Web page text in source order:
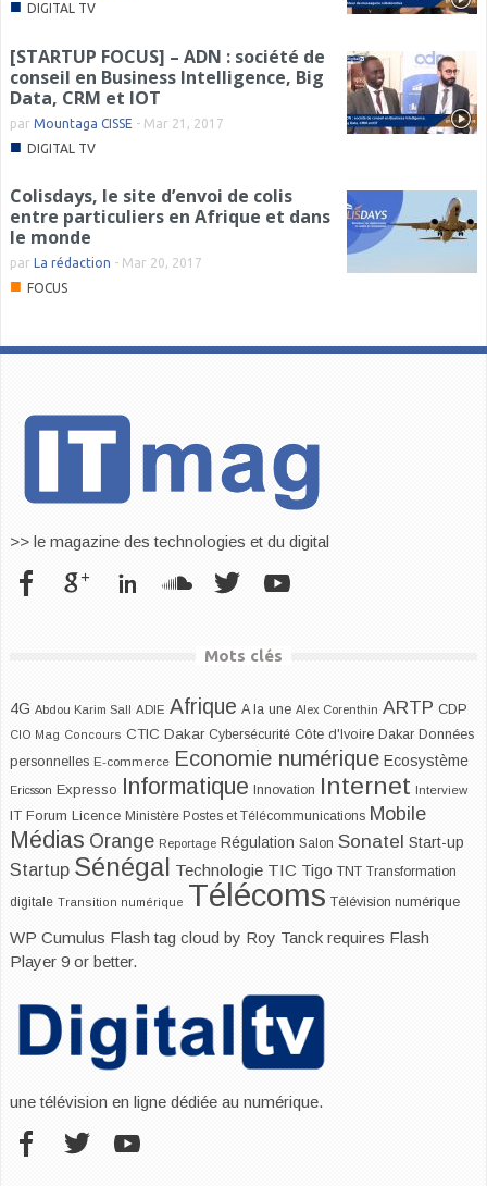
■ DIGITAL TV
[STARTUP FOCUS] – ADN : société de
conseil en Business Intelligence, Big
Data, CRM et IOT
par Mountaga CISSE - Mar 21, 2017
■ DIGITAL TV
Colisdays, le site d’envoi de colis
entre particuliers en Afrique et dans
le monde
par La rédaction - Mar 20, 2017
■ FOCUS
>> le magazine des technologies et du digital
Mots clés
4G Abdou Karim Sall ADIE Afrique A la une Alex Corenthin ARTP CDP
CIO Mag Concours CTIC Dakar Cybersécurité Côte d'Ivoire Dakar Données
personnelles E-commerce Economie numérique Ecosystème
Ericsson Expresso Informatique Innovation Internet Interview
IT Forum Licence Ministère Postes et Télécommunications Mobile
Médias Orange Reportage Régulation Salon Sonatel Start-up
Startup Sénégal Technologie TIC Tigo TNT Transformation
digitale Transition numérique Télécoms Télévision numérique
WP Cumulus Flash tag cloud by Roy Tanck requires Flash
Player 9 or better.
une télévision en ligne dédiée au numérique.